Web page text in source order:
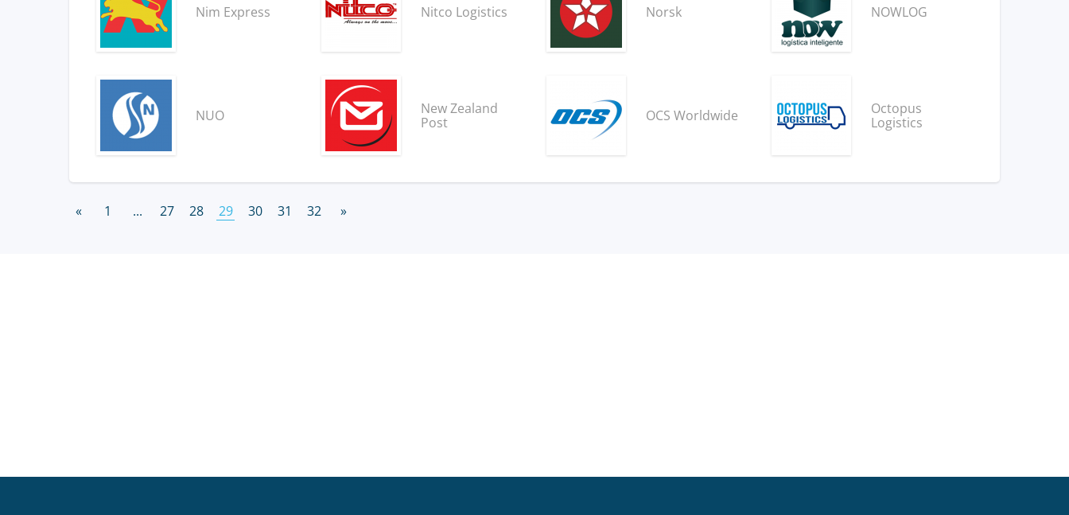
Nim Express Nitco Logistics Norsk NOWLOG
NUO
New Zealand
Post
OCS Worldwide
Octopus
Logistics
« 1 ... 27 28 29 30 31 32 »